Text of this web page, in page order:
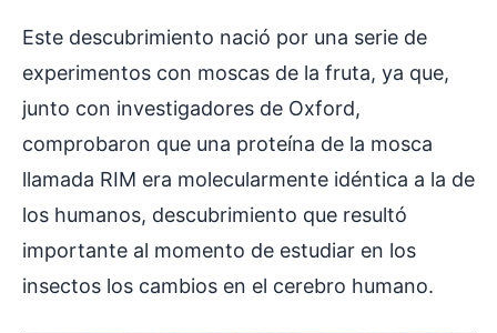
Este descubrimiento nació por una serie de
experimentos con moscas de la fruta, ya que,
junto con investigadores de Oxford,
comprobaron que una proteína de la mosca
llamada RIM era molecularmente idéntica a la de
los humanos, descubrimiento que resultó
importante al momento de estudiar en los
insectos los cambios en el cerebro humano.